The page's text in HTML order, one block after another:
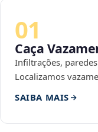
01
Caça
Infiltrações,
Localizamos
SAIBA MAIS